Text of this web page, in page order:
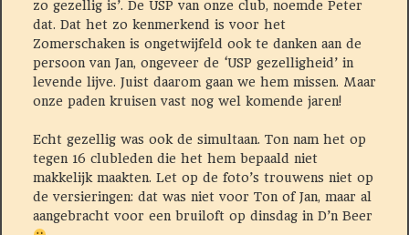
zo gezellig is’. De USP van onze club, noemde Peter
dat. Dat het zo kenmerkend is voor het
Zomerschaken is ongetwijfeld ook te danken aan de
persoon van Jan, ongeveer de ‘USP gezelligheid’ in
levende lijve. Juist daarom gaan we hem missen. Maar
onze paden kruisen vast nog wel komende jaren!
Echt gezellig was ook de simultaan. Ton nam het op
tegen 16 clubleden die het hem bepaald niet
makkelijk maakten. Let op de foto’s trouwens niet op
de versieringen: dat was niet voor Ton of Jan, maar al
aangebracht voor een bruiloft op dinsdag in D’n Beer